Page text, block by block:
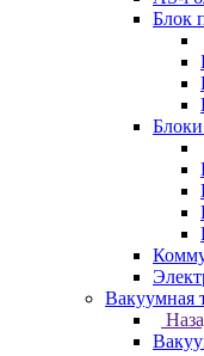
Блок
Вакуумная